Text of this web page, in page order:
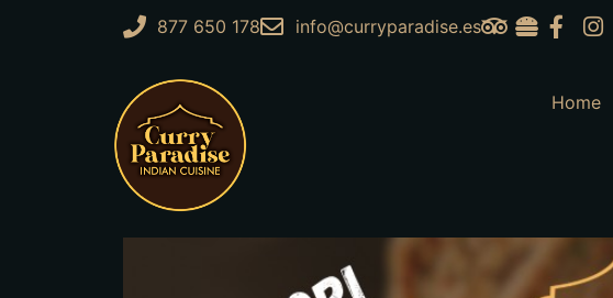
877 650 178 info@curryparadise.es
Home